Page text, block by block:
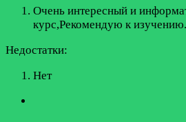
Очень интересный и
курс,Рекомендую к изучению.
Недостатки:
Нет